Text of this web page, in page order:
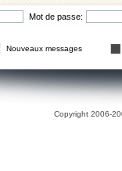
Mot de passe:
Nouveaux messages
Copyright 2006-